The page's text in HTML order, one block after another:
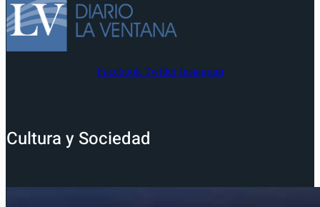
Facebook Twitter Instagram
Cultura y Sociedad